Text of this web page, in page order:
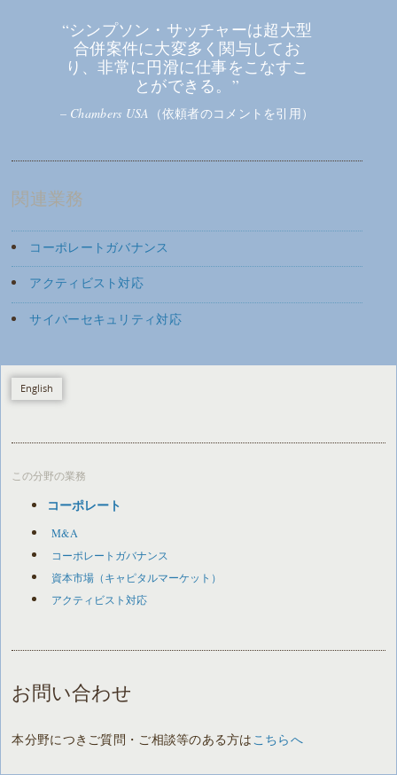
“シンプソン・サッチャーは超大型
合併案件に大変多く関与してお
り、非常に円滑に仕事をこなすこ
とができる。”
– Chambers USA （依頼者のコメントを引用）
関連業務
コーポレートガバナンス
アクティビスト対応
サイバーセキュリティ対応
English
この分野の業務
コーポレート
M&A
コーポレートガバナンス
資本市場（キャピタルマーケット）
アクティビスト対応
お問い合わせ
本分野につきご質問・ご相談等のある方はこちらへ